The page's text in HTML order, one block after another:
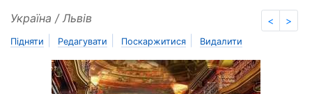
< >
Україна / Львів
Підняти Редагувати Поскаржитися Видалити